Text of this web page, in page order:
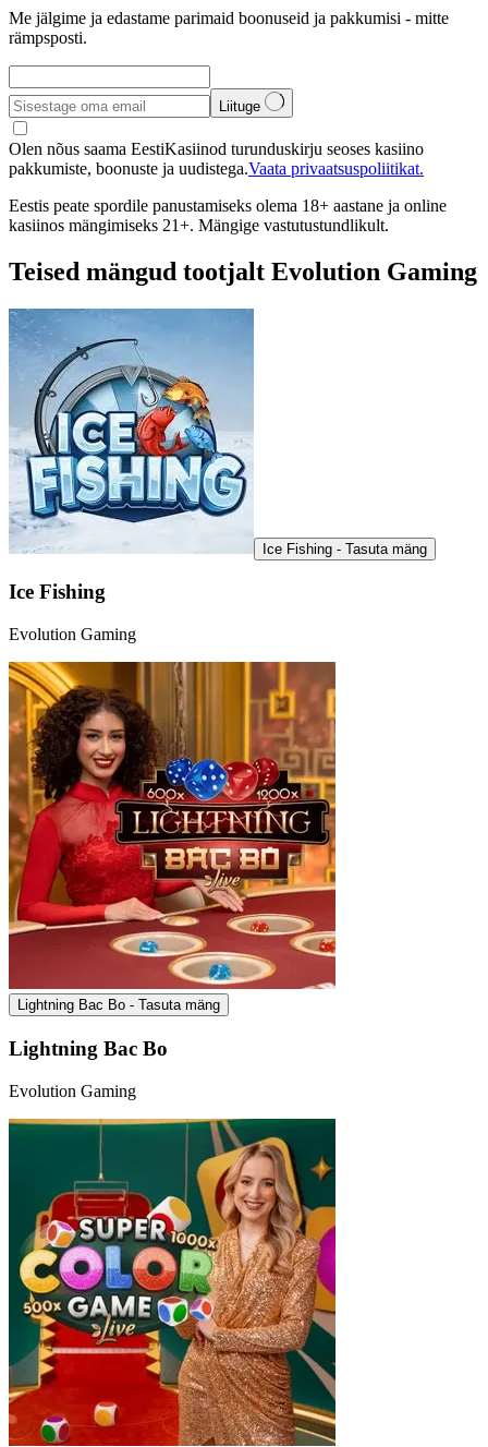
Me jälgime ja edastame parimaid boonuseid ja pakkumisi - mitte
rämpsposti.
Liituge
Olen nõus saama EestiKasiinod turunduskirju seoses kasiino
pakkumiste, boonuste ja uudistega.Vaata privaatsuspoliitikat.
Eestis peate spordile panustamiseks olema 18+ aastane ja online
kasiinos mängimiseks 21+. Mängige vastutustundlikult.
Teised mängud tootjalt Evolution Gaming
Ice Fishing - Tasuta mäng
Ice Fishing
Evolution Gaming
Lightning Bac Bo - Tasuta mäng
Lightning Bac Bo
Evolution Gaming